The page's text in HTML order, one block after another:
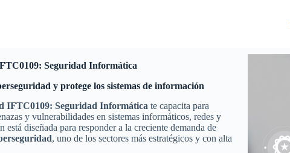
Seguridad Informática
y protege los sistemas de información
IFTC0109: Seguridad Informática te capacita para
y vulnerabilidades en sistemas informáticos, redes y
está diseñada para responder a la creciente demanda de
, uno de los sectores más estratégicos y con alta